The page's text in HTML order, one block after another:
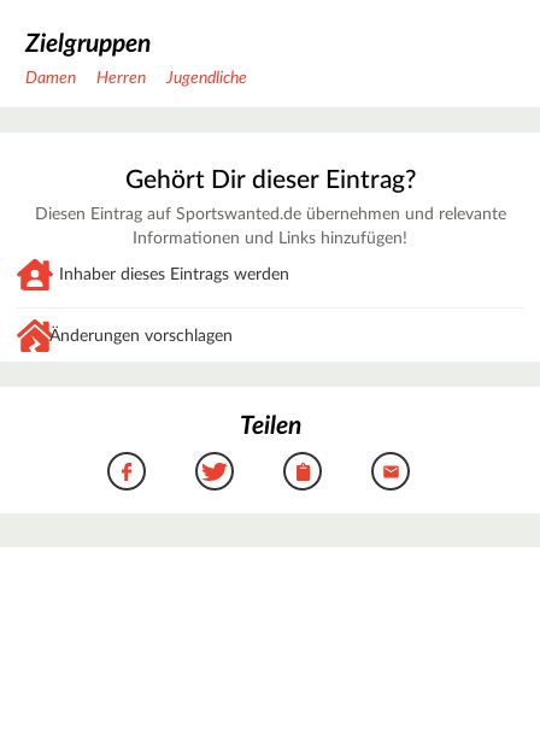
Zielgruppen
Damen Herren Jugendliche
Gehört Dir dieser Eintrag?
Diesen Eintrag auf Sportswanted.de übernehmen und relevante
Informationen und Links hinzufügen!
Inhaber dieses Eintrags werden
Änderungen vorschlagen
Teilen